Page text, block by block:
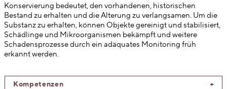
Konservierung bedeutet, den vorhandenen, historischen
Bestand zu erhalten und die Alterung zu verlangsamen. Um die
Substanz zu erhalten, können Objekte gereinigt und stabilisiert,
Schädlinge und Mikroorganismen bekämpft und weitere
Schadensprozesse durch ein adäquates Monitoring früh
erkannt werden.
Kompetenzen